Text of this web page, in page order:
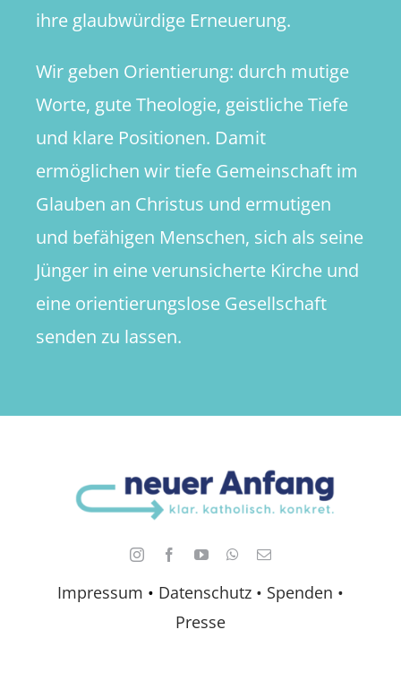
Impressum • Datenschutz • Spenden •
Presse
ihre glaubwürdige Erneuerung.
Wir geben Orientierung: durch mutige
Worte, gute Theologie, geistliche Tiefe
und klare Positionen. Damit
ermöglichen wir tiefe Gemeinschaft im
Glauben an Christus und ermutigen
und befähigen Menschen, sich als seine
Jünger in eine verunsicherte Kirche und
eine orientierungslose Gesellschaft
senden zu lassen.